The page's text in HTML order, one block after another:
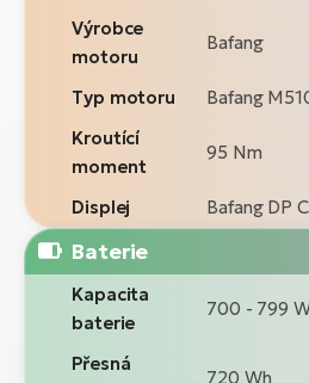
Výrobce
motoru
Bafang
Typ motoru
Bafang
Kroutící
moment
95 Nm
Displej Bafang DP
Baterie
Kapacita
baterie
700 - 799
Přesná
720 Wh